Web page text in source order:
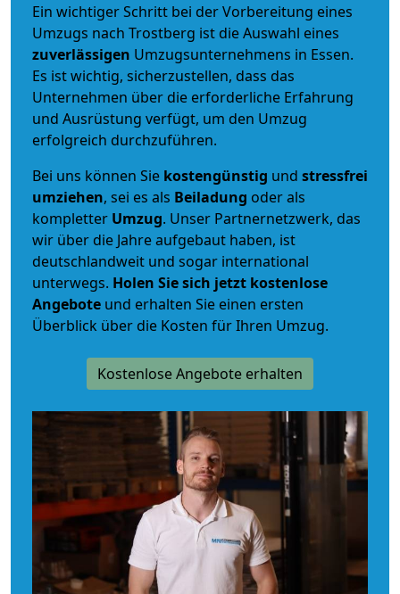
Ein wichtiger Schritt bei der Vorbereitung eines
Umzugs nach Trostberg ist die Auswahl eines
zuverlässigen Umzugsunternehmens in Essen.
Es ist wichtig, sicherzustellen, dass das
Unternehmen über die erforderliche Erfahrung
und Ausrüstung verfügt, um den Umzug
erfolgreich durchzuführen.
Bei uns können Sie kostengünstig und stressfrei
umziehen, sei es als Beiladung oder als
kompletter Umzug. Unser Partnernetzwerk, das
wir über die Jahre aufgebaut haben, ist
deutschlandweit und sogar international
unterwegs. Holen Sie sich jetzt kostenlose
Angebote und erhalten Sie einen ersten
Überblick über die Kosten für Ihren Umzug.
Kostenlose Angebote erhalten